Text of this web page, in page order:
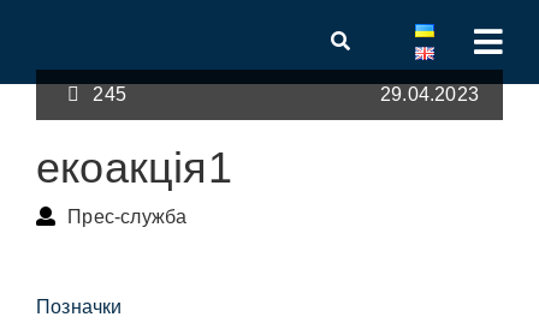
245 29.04.2023
екоакція1
Прес-служба
Позначки